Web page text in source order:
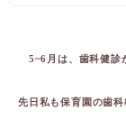
5~6月は、歯科健診
先日私も保育園の歯